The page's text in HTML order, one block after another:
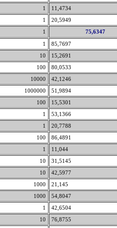
1
11,4734
1
20,5949
1
75,6347
1
85,7697
10
15,2691
100
80,0533
10000
42,1246
1000000
51,9894
100
15,5301
1
53,1366
1
20,7788
100
86,4891
1
11,044
10
31,5145
10
42,5977
1000
21,145
1000
54,8047
1
42,6504
10
76,8755